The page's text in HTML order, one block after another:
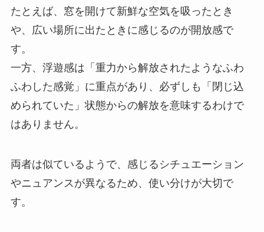
たとえば、窓を開けて新鮮な空気を吸ったとき
や、広い場所に出たときに感じるのが開放感で
す。
一方、浮遊感は「重力から解放されたようなふわ
ふわした感覚」に重点があり、必ずしも「閉じ込
められていた」状態からの解放を意味するわけで
はありません。
両者は似ているようで、感じるシチュエーション
やニュアンスが異なるため、使い分けが大切で
す。